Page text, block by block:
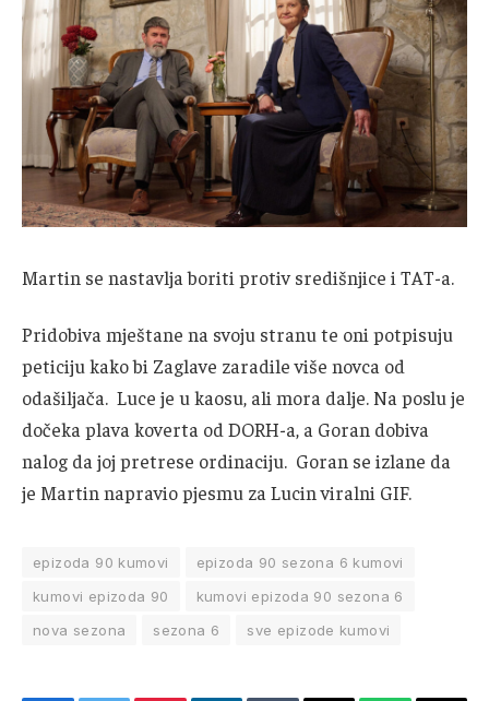
Martin se nastavlja boriti protiv središnjice i TAT-a.
Pridobiva mještane na svoju stranu te oni potpisuju
peticiju kako bi Zaglave zaradile više novca od
odašiljača. Luce je u kaosu, ali mora dalje. Na poslu je
dočeka plava koverta od DORH-a, a Goran dobiva
nalog da joj pretrese ordinaciju. Goran se izlane da
je Martin napravio pjesmu za Lucin viralni GIF.
epizoda 90 kumovi
epizoda 90 sezona 6 kumovi
kumovi epizoda 90
kumovi epizoda 90 sezona 6
nova sezona
sezona 6 sve epizode kumovi